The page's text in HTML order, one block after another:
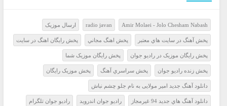
Amir Molaei - Jolo Chesham Nabash
radio javan ارسال موزيک
پخش آهنگ در سايت هاي معتبر پخش اهنگ مجاني پخش رايگان اهنگ در سايت
پخش رايگان موزيک در راديو جوان پخش رايگان موزيک شما
پخش زنده راديو جوان پخش سراسري آهنگ پخش موزيک رايگان
دانلود آهنگ جدید امیر مولایی به نام جلو چشم نباش
دانلود آهنگ هاي جديد 94 غيرمجاز راديو جوان اندرويد راديو جوان تلگرام